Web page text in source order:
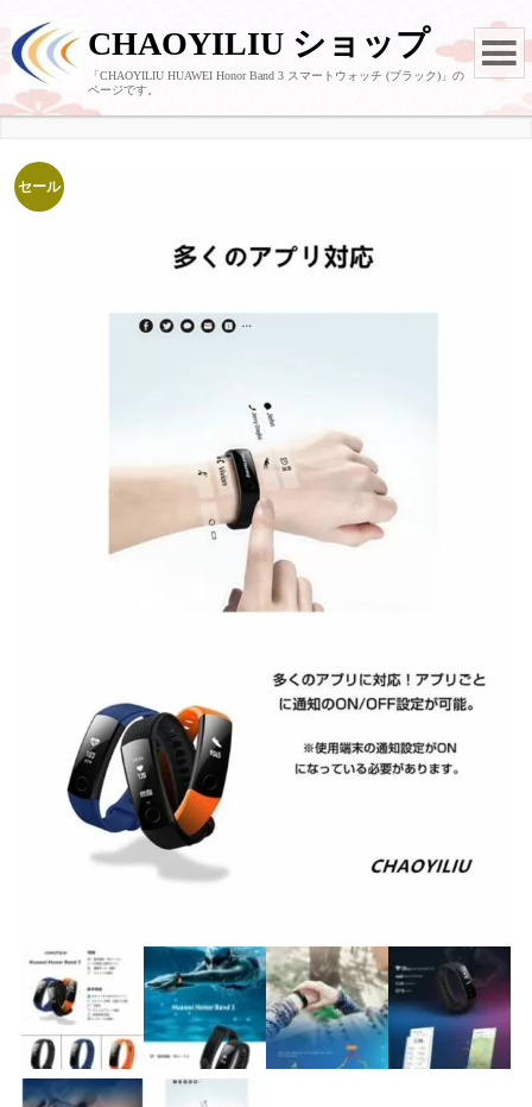
CHAOYILIU ショップ
「CHAOYILIU HUAWEI Honor Band 3 スマートウォッチ (ブラック)」の
ページです。
セール